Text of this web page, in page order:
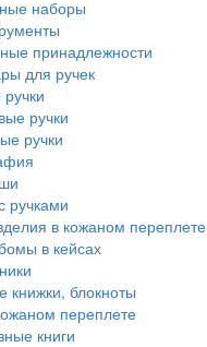
наборы
принадлежности
для ручек
ручки
ручки
ручками
в кожаном переплете
в кейсах
книжки, блокноты
переплете
книги